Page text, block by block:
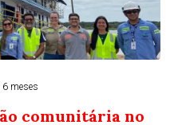
6 meses
comunitária no